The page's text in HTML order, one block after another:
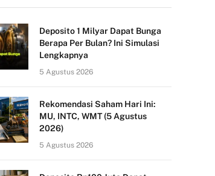
Deposito 1 Milyar Dapat Bunga
Berapa Per Bulan? Ini Simulasi
Lengkapnya
5 Agustus 2026
Rekomendasi Saham Hari Ini:
MU, INTC, WMT (5 Agustus
2026)
5 Agustus 2026